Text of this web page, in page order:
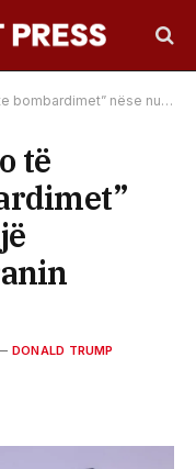
nuk arrihet një marrëveshje me Iranin
të
DONALD TRUMP